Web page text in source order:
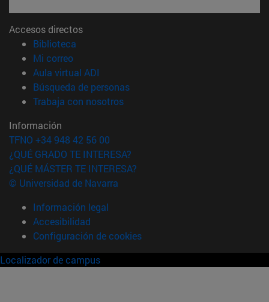
Accesos directos
Biblioteca
Mi correo(abre en nueva ventana)
Aula virtual ADI
Búsqueda de personas(abre en nueva ventana)
Trabaja con nosotros(abre en nueva ventana)
Información
TFNO +34 948 42 56 00
¿QUÉ GRADO TE INTERESA?
¿QUÉ MÁSTER TE INTERESA?
© Universidad de Navarra
Información legal
Accesibilidad
Configuración de cookies
Localizador de campus